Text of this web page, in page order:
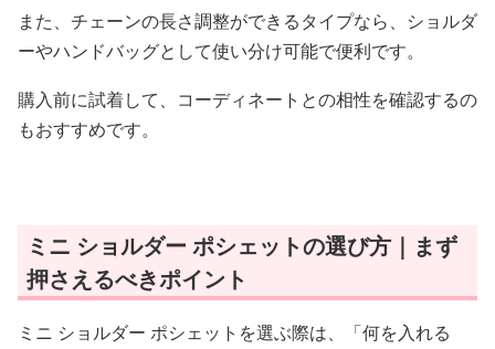
また、チェーンの長さ調整ができるタイプなら、ショルダ
ーやハンドバッグとして使い分け可能で便利です。
購入前に試着して、コーディネートとの相性を確認するの
もおすすめです。
ミニ ショルダー ポシェットの選び方｜まず
押さえるべきポイント
ミニ ショルダー ポシェットを選ぶ際は、「何を入れる